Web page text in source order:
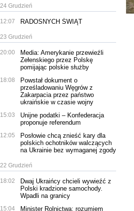
24 Grudzień
12:07 RADOSNYCH ŚWIĄT
23 Grudzień
20:00
Media: Amerykanie przewieźli
Zełenskiego przez Polskę
pomijając polskie służby
18:08
Powstał dokument o
prześladowaniu Węgrów z
Zakarpacia przez państwo
ukraińskie w czasie wojny
15:03
Unijne podatki – Konfederacja
proponuje referendum
12:05
Posłowie chcą znieść kary dla
polskich ochotników walczących
na Ukrainie bez wymaganej zgody
22 Grudzień
18:02
Dwaj Ukraińcy chcieli wywieźć z
Polski kradzione samochody.
Wpadli na granicy
15:04
Minister Rolnictwa: rozumiem